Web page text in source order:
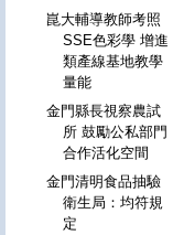
崑大輔導教師考照
SSE色彩學 增進
類產線基地教學
量能
金門縣長視察農試
所 鼓勵公私部門
合作活化空間
金門清明食品抽驗
衛生局：均符規
定